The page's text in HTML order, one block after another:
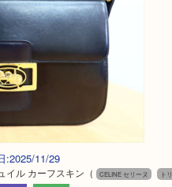
:2025/11/29
イル カーフスキン （ CELINE セリーヌ ト